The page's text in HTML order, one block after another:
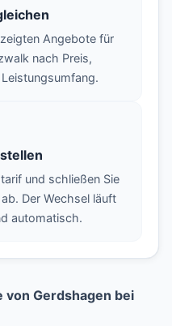
Angebote für
nach Preis,
und schließen Sie
Der Wechsel läuft
automatisch.
Gerdshagen bei